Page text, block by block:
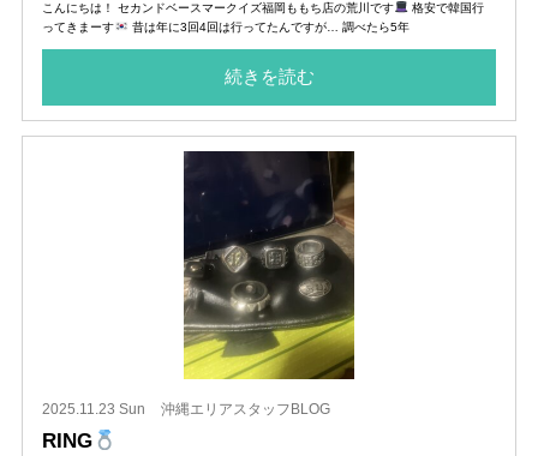
こんにちは！ セカンドベースマークイズ福岡ももち店の荒川です
格安で韓国行
ってきまーす
昔は年に3回4回は行ってたんですが… 調べたら5年
続きを読む
2025.11.23 Sun 沖縄エリアスタッフBLOG
RING